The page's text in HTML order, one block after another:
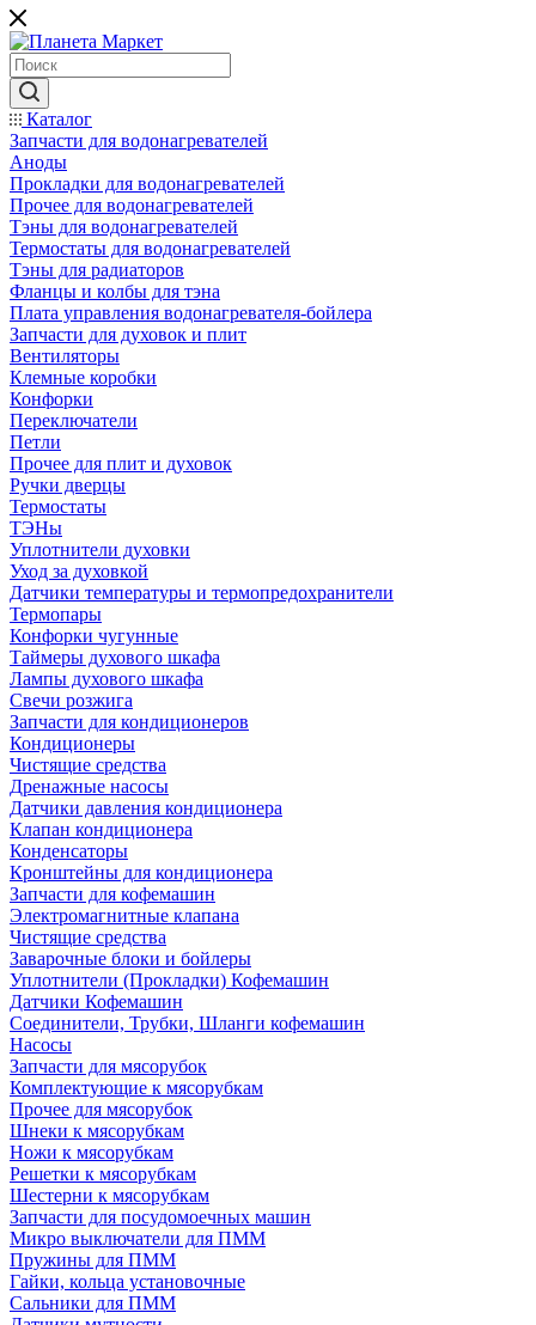
Каталог
Запчасти для водонагревателей
Аноды
Прокладки для водонагревателей
Прочее для водонагревателей
Тэны для водонагревателей
Термостаты для водонагревателей
Тэны для радиаторов
Фланцы и колбы для тэна
Плата управления водонагревателя-бойлера
Запчасти для духовок и плит
Вентиляторы
Клемные коробки
Конфорки
Переключатели
Петли
Прочее для плит и духовок
Ручки дверцы
Термостаты
ТЭНы
Уплотнители духовки
Уход за духовкой
Датчики температуры и термопредохранители
Термопары
Конфорки чугунные
Таймеры духового шкафа
Лампы духового шкафа
Свечи розжига
Запчасти для кондиционеров
Кондиционеры
Чистящие средства
Дренажные насосы
Датчики давления кондиционера
Клапан кондиционера
Конденсаторы
Кронштейны для кондиционера
Запчасти для кофемашин
Электромагнитные клапана
Чистящие средства
Заварочные блоки и бойлеры
Уплотнители (Прокладки) Кофемашин
Датчики Кофемашин
Соединители, Трубки, Шланги кофемашин
Насосы
Запчасти для мясорубок
Комплектующие к мясорубкам
Прочее для мясорубок
Шнеки к мясорубкам
Ножи к мясорубкам
Решетки к мясорубкам
Шестерни к мясорубкам
Запчасти для посудомоечных машин
Микро выключатели для ПММ
Пружины для ПММ
Гайки, кольца установочные
Сальники для ПММ